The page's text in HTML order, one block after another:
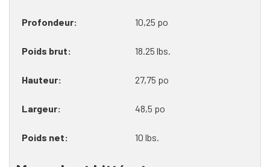
Profondeur 10,25 po
Poids brut 18.25 lbs.
Hauteur 27,75 po
Largeur 48,5 po
Poids net 10 lbs.